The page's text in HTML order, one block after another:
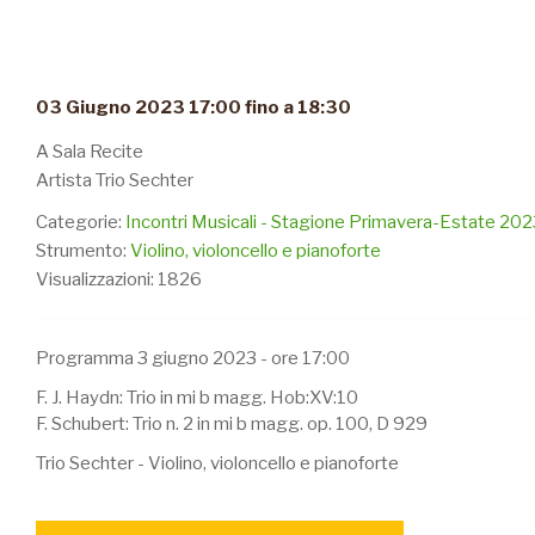
03 Giugno 2023 17:00 fino a 18:30
A Sala Recite
Artista Trio Sechter
Categorie: Incontri Musicali - Stagione Primavera-Estate
Strumento: Violino, violoncello e pianoforte
Visualizzazioni: 1826
Programma 3 giugno 2023 - ore 17:00
F. J. Haydn: Trio in mi b magg. Hob:XV:10
F. Schubert: Trio n. 2 in mi b magg. op. 100, D 929
Trio Sechter - Violino, violoncello e pianoforte